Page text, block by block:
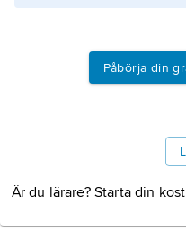
Turism
Påbörja din
Är du lärare? Starta din